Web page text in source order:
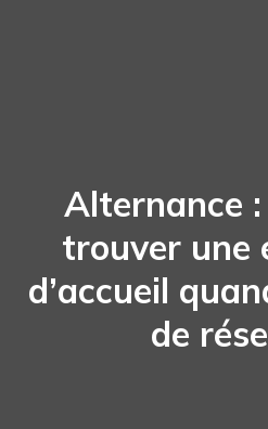
Alternance
trouver une
d’accueil
de